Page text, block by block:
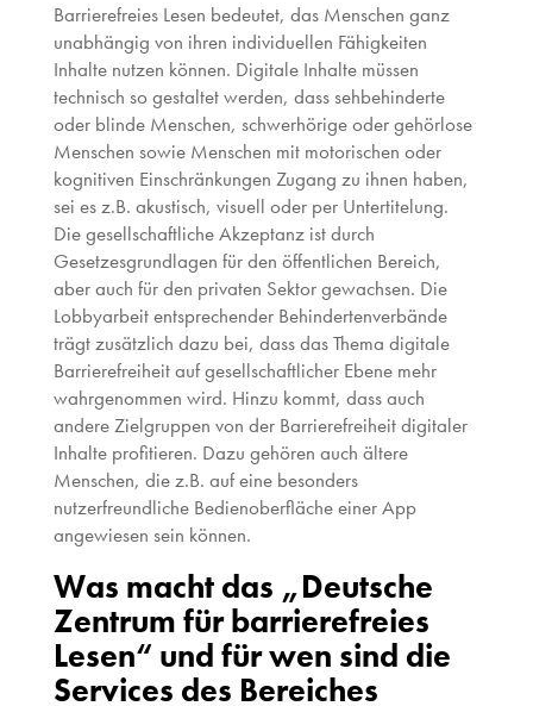
Barrierefreies Lesen bedeutet, das Menschen ganz
unabhängig von ihren individuellen Fähigkeiten
Inhalte nutzen können. Digitale Inhalte müssen
technisch so gestaltet werden, dass sehbehinderte
oder blinde Menschen, schwerhörige oder gehörlose
Menschen sowie Menschen mit motorischen oder
kognitiven Einschränkungen Zugang zu ihnen haben,
sei es z.B. akustisch, visuell oder per Untertitelung.
Die gesellschaftliche Akzeptanz ist durch
Gesetzesgrundlagen für den öffentlichen Bereich,
aber auch für den privaten Sektor gewachsen. Die
Lobbyarbeit entsprechender Behindertenverbände
trägt zusätzlich dazu bei, dass das Thema digitale
Barrierefreiheit auf gesellschaftlicher Ebene mehr
wahrgenommen wird. Hinzu kommt, dass auch
andere Zielgruppen von der Barrierefreiheit digitaler
Inhalte profitieren. Dazu gehören auch ältere
Menschen, die z.B. auf eine besonders
nutzerfreundliche Bedienoberfläche einer App
angewiesen sein können.
Was macht das „Deutsche
Zentrum für barrierefreies
Lesen“ und für wen sind die
Services des Bereiches